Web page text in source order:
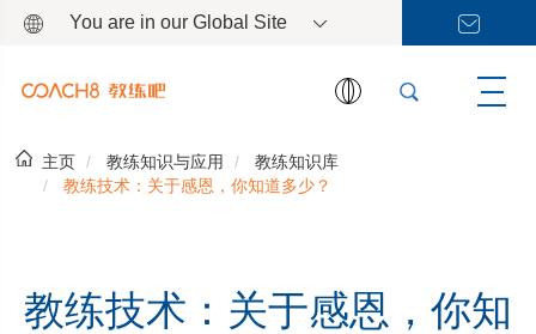
You are in our Global Site
主页 教练知识与应用
教练知识库
教练技术：关于感恩，你知道多少？
教练技术：关于感恩，你知